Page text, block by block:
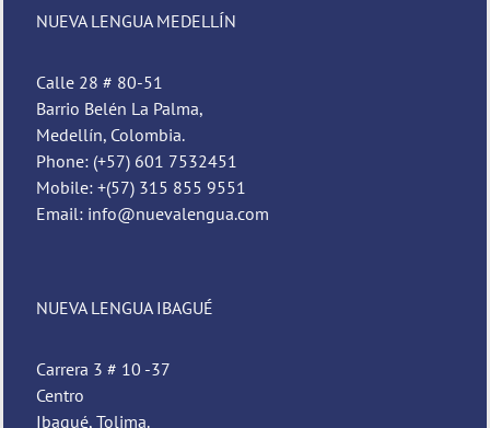
NUEVA LENGUA MEDELLÍN
Calle 28 # 80-51
Barrio Belén La Palma,
Medellín, Colombia.
Phone: (+57) 601 7532451
Mobile: +(57) 315 855 9551
Email: info@nuevalengua.com
NUEVA LENGUA IBAGUÉ
Carrera 3 # 10 -37
Centro
Ibagué, Tolima.